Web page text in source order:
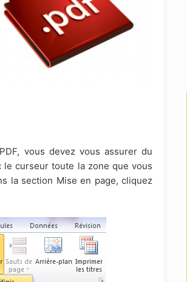
vous devez vous assurer du
curseur toute la zone que vous
la section Mise en page, cliquez